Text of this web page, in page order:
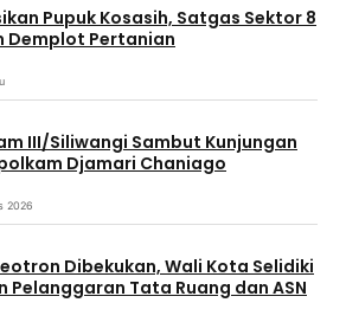
Pupuk Kosasih, Satgas Sektor 8
Demplot Pertanian
III/Siliwangi Sambut Kunjungan
Djamari Chaniago
2026
Dibekukan, Wali Kota Selidiki
Pelanggaran Tata Ruang dan ASN